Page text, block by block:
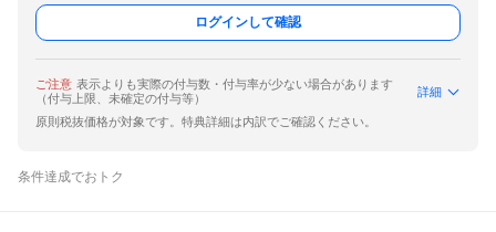
ログインして確認
ご注意 表示よりも実際の付与数・付与率が少ない場合があります
（付与上限、未確定の付与等）
詳細
原則税抜価格が対象です。特典詳細は内訳でご確認ください。
条件達成でおトク